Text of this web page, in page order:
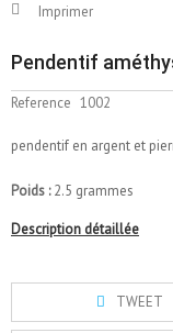
Imprimer
Pendentif
Reference 1002
pendentif en argent et
Poids :2.5 grammes
Description détaillée
TWEET